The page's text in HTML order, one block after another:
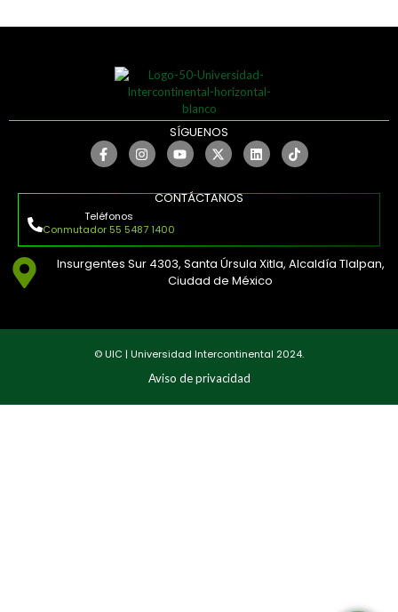
SÍGUENOS
CONTÁCTANOS
Teléfonos
Conmutador 55 5487 1400
Insurgentes Sur 4303, Santa Úrsula Xitla, Alcaldía Tlalpan,
Ciudad de México
© UIC | Universidad Intercontinental 2024.
Aviso de privacidad